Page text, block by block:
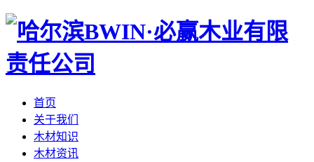
首页
关于我们
木材知识
木材资讯